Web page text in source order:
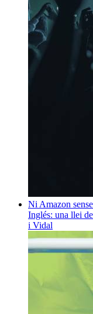
Ni Amazon
Inglés: una llei
i Vidal